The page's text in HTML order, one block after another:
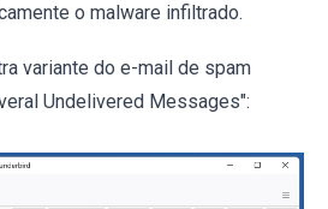
o malware infiltrado.
variante do e-mail de spam
Undelivered Messages":